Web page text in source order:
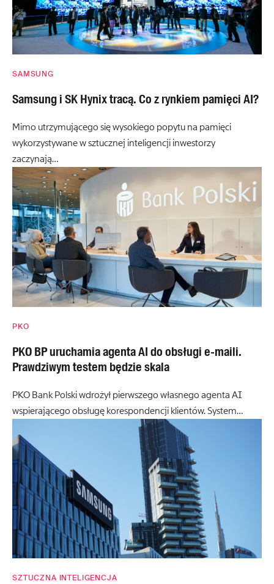
SAMSUNG
Samsung i SK Hynix tracą. Co z rynkiem pamięci AI?
Mimo utrzymującego się wysokiego popytu na pamięci
wykorzystywane w sztucznej inteligencji inwestorzy
zaczynają…
PKO
PKO BP uruchamia agenta AI do obsługi e-maili.
Prawdziwym testem będzie skala
PKO Bank Polski wdrożył pierwszego własnego agenta AI
wspierającego obsługę korespondencji klientów. System…
SZTUCZNA INTELIGENCJA